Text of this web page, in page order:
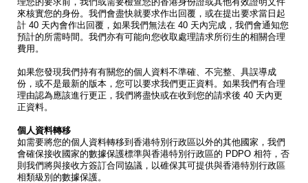
來核實您的身份。我們會盡快就要求作出回覆，或在提出要求當日起
計 40 天內會作出回覆，如果我們無法在 40 天內完成，我們會通知您
預計的所需時間。我們亦有可能向您收取處理請求所衍生的相關合理
費用。
如果您發現我們持有有關您的個人資料不準確、不完整、具誤導成
份，或不是最新的版本，您可以要求我們更正資料。如果我們有合理
理由認為應該進行更正，我們將盡快或在收到您的請求後 40 天內更
正資料。
個人資料轉移
如需要將您的個人資料轉移到香港特別行政區以外的其他國家，我們
會確保接收國家的數據保護標準與香港特別行政區的 PDPO 相符，否
則我們將與接收方簽訂合同協議，以碓保其可提供與香港特別行政區
相類級別的數據保護。